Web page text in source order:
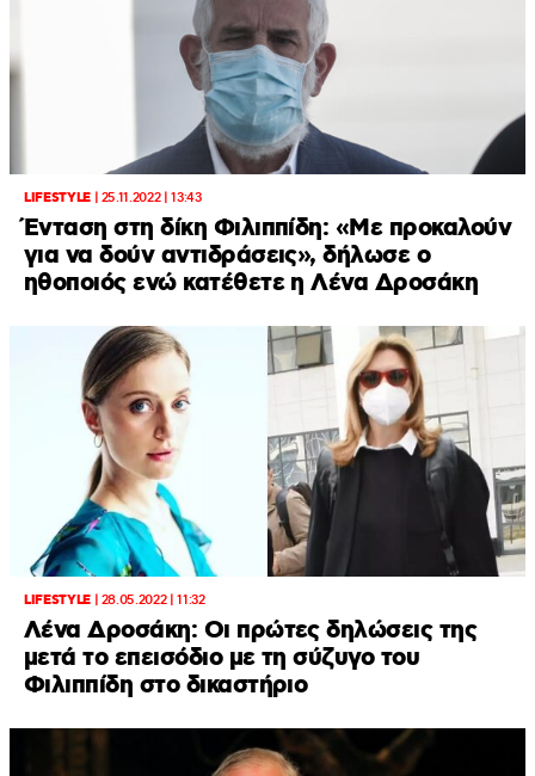
LIFESTYLE| 25.11.2022 | 13:43
Ένταση στη δίκη Φιλιππίδη: «Με προκαλούν
για να δούν αντιδράσεις», δήλωσε ο
ηθοποιός ενώ κατέθετε η Λένα Δροσάκη
LIFESTYLE| 28.05.2022 | 11:32
Λένα Δροσάκη: Οι πρώτες δηλώσεις της
μετά το επεισόδιο με τη σύζυγο του
Φιλιππίδη στο δικαστήριο